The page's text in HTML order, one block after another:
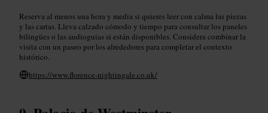
Reserva al menos una hora y media si quieres leer con calma las piezas
y las cartas. Lleva calzado cómodo y tiempo para consultar los paneles
bilingües o las audioguías si están disponibles. Considera combinar la
visita con un paseo por los alrededores para completar el contexto
histórico.
https://www.florence-nightingale.co.uk/